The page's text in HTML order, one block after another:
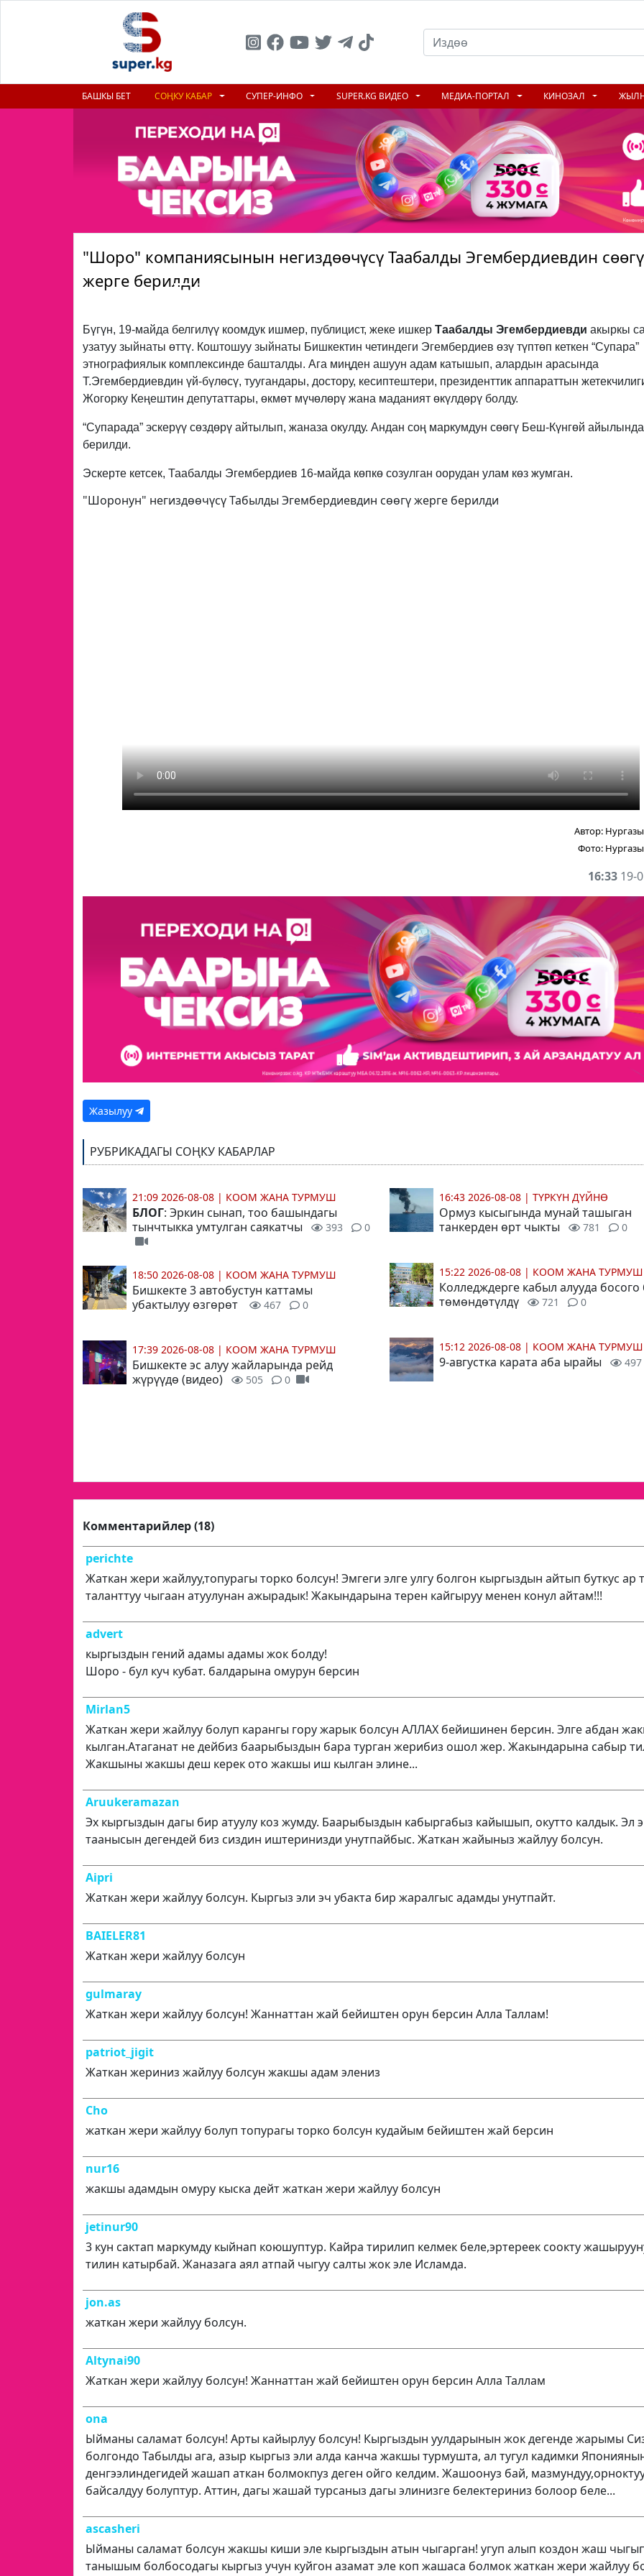
БАШКЫ БЕТ СОҢКУ КАБАР СУПЕР-ИНФО SUPER.KG ВИДЕО МЕДИА-ПОРТАЛ КИНОЗАЛ
"Шоро" компаниясынын негиздөөчүсү Таабалды Эгембердиевдин сөөгү
жерге берилди
Бүгүн, 19-майда белгилүү коомдук ишмер, публицист, жеке ишкер Таабалды Эгембердиевди акыркы
узатуу зыйнаты өттү. Коштошуу зыйнаты Бишкектин четиндеги Эгембердиев өзү түптөп кеткен “Супара”
этнографиялык комплексинде башталды. Ага миңден ашуун адам катышып, алардын арасында
Т.Эгембердиевдин үй-бүлөсү, туугандары, достору, кесиптештери, президенттик аппараттын
Жогорку Кеңештин депутаттары, өкмөт мүчөлөрү жана маданият өкүлдөрү болду.
“Супарада” эскерүү сөздөрү айтылып, жаназа окулду. Андан соң маркумдун сөөгү Беш-Күнгөй
берилди.
Эскерте кетсек, Таабалды Эгембердиев 16-майда көпкө созулган оорудан улам көз жумган.
"Шоронун" негиздөөчүсү Табылды Эгембердиевдин сөөгү жерге берилди
Автор:
Фото:
16:3319-
Жазылуу
РУБРИКАДАГЫ СОҢКУ КАБАРЛАР
21:09 2026-08-08 | КООМ ЖАНА ТУРМУШ
БЛОГ: Эркин сынап, тоо башындагы
тынчтыкка умтулган саякатчы
393 0
18:50 2026-08-08 | КООМ ЖАНА ТУРМУШ
Бишкекте 3 автобустун каттамы
убактылуу өзгөрөт
467 0
17:39 2026-08-08 | КООМ ЖАНА ТУРМУШ
Бишкекте эс алуу жайларында рейд
жүрүүдө (видео)
505 0
16:43 2026-08-08 | ТҮРКҮН ДҮЙНӨ
Ормуз кысыгында мунай ташыган
танкерден өрт чыкты
781 0
15:22 2026-08-08 | КООМ ЖАНА ТУРМУШ
Колледждерге кабыл алууда босого
төмөндөтүлдү
721 0
15:12 2026-08-08 | КООМ ЖАНА ТУРМУШ
9-августка карата аба ырайы 497
Комментарийлер (18)
perichte
Жаткан жери жайлуу,топурагы торко болсун! Эмгеги элге улгу болгон кыргыздын айтып буткус ар
таланттуу чыгаан атуулунан ажырадык! Жакындарына терен кайгыруу менен конул айтам!!!
advert
кыргыздын гений адамы адамы жок болду!
Шоро - бул куч кубат. балдарына омурун берсин
Mirlan5
Жаткан жери жайлуу болуп карангы гору жарык болсун АЛЛАХ бейишинен берсин. Элге абдан
кылган.Атаганат не дейбиз баарыбыздын бара турган жерибиз ошол жер. Жакындарына сабыр
Жакшыны жакшы деш керек ото жакшы иш кылган элине...
Aruukeramazan
Эх кыргыздын дагы бир атуулу коз жумду. Баарыбыздын кабыргабыз кайышып, окутто калдык. Эл
таанысын дегендей биз сиздин иштеринизди унутпайбыс. Жаткан жайыныз жайлуу болсун.
Aipri
Жаткан жери жайлуу болсун. Кыргыз эли эч убакта бир жаралгыс адамды унутпайт.
BAIELER81
Жаткан жери жайлуу болсун
gulmaray
Жаткан жери жайлуу болсун! Жаннаттан жай бейиштен орун берсин Алла Таллам!
patriot_jigit
Жаткан жериниз жайлуу болсун жакшы адам элениз
Cho
жаткан жери жайлуу болуп топурагы торко болсун кудайым бейиштен жай берсин
nur16
жакшы адамдын омуру кыска дейт жаткан жери жайлуу болсун
jetinur90
3 кун сактап маркумду кыйнап коюшуптур. Кайра тирилип келмек беле,эртереек соокту
тилин катырбай. Жаназага аял атпай чыгуу салты жок эле Исламда.
jon.as
жаткан жери жайлуу болсун.
Altynai90
Жаткан жери жайлуу болсун! Жаннаттан жай бейиштен орун берсин Алла Таллам
ona
Ыйманы саламат болсун! Арты кайырлуу болсун! Кыргыздын уулдарынын жок дегенде жарымы
болгондо Табылды ага, азыр кыргыз эли алда канча жакшы турмушта, ал тугул кадимки
денгээлиндегидей жашап аткан болмокпуз деген ойго келдим. Жашоонуз бай,
байсалдуу болуптур. Аттин, дагы жашай турсаныз дагы элинизге белектериниз болоор беле...
ascasheri
Ыйманы саламат болсун жакшы киши эле кыргыздын атын чыгарган! угуп алып коздон жаш
танышым болбосодагы кыргыз учун куйгон азамат эле коп жашаса болмок жаткан жери жайлуу